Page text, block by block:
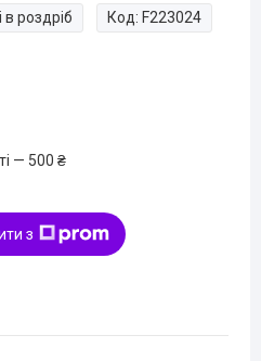
в роздріб Код: F223024
— 500 ₴
з